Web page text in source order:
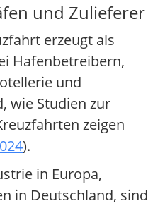
und Zulieferer
erzeugt als
Hafenbetreibern,
und
wie Studien zur
zeigen
).
in Europa,
in Deutschland, sind